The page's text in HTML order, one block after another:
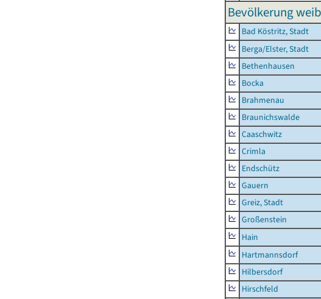
Bevölkerung
Bad Köstritz, Stadt
Berga/Elster, Stadt
Bethenhausen
Bocka
Brahmenau
Braunichswalde
Caaschwitz
Crimla
Endschütz
Gauern
Greiz, Stadt
Großenstein
Hain
Hartmannsdorf
Hilbersdorf
Hirschfeld